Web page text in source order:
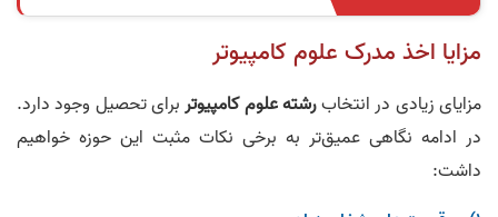
مزایا اخذ مدرک علوم کامپیوتر
مزایای زیادی در انتخابرشته علوم کامپیوتربرای تحصیل وجود دارد.
در ادامه نگاهی عمیق‌تر به برخی نکات مثبت این حوزه خواهیم
داشت: